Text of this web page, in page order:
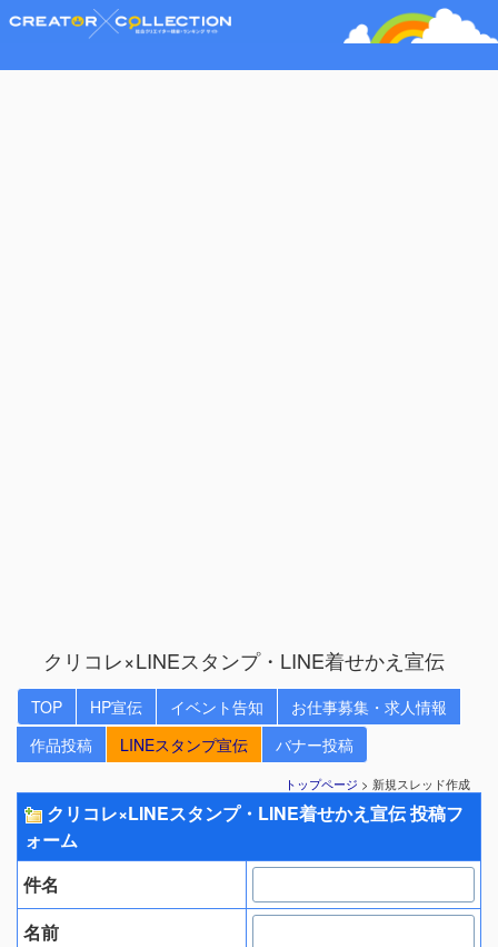
クリコレ×LINEスタンプ・LINE着せかえ宣伝
TOP HP宣伝 イベント告知
お仕事募集・求人情報
作品投稿
LINEスタンプ宣伝 バナー投稿
トップページ > 新規スレッド作成
クリコレ×LINEスタンプ・LINE着せかえ宣伝 投稿フ
ォーム
件名
名前